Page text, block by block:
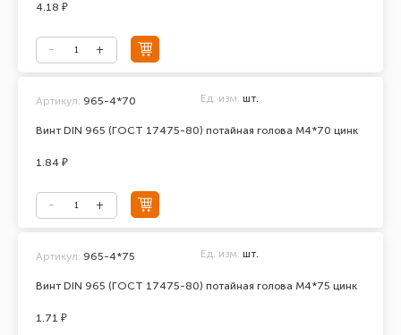
4.18 ₽
Винт DIN 965 (ГОСТ 17475-80) потайная голова М4*70 цинк
Артикул: 965-4*70 Ед. изм. шт.
1.84 ₽
Винт DIN 965 (ГОСТ 17475-80) потайная голова М4*75 цинк
Артикул: 965-4*75 Ед. изм. шт.
1.71 ₽